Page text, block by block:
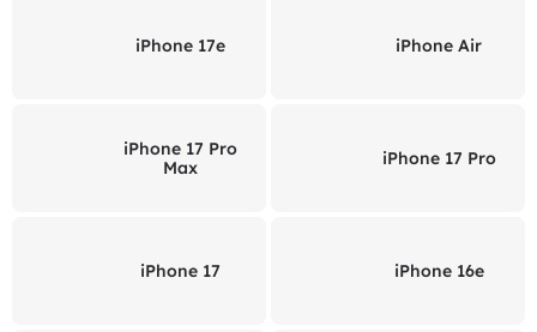
iPhone 17e iPhone Air
iPhone 17 Pro
Max
iPhone 17 Pro
iPhone 17 iPhone 16e